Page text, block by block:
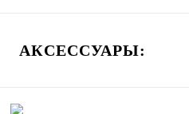
АКСЕССУАРЫ: